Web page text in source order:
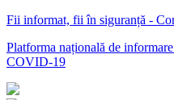
Fii informat, fii în siguranță -
Platforma națională de
COVID-19